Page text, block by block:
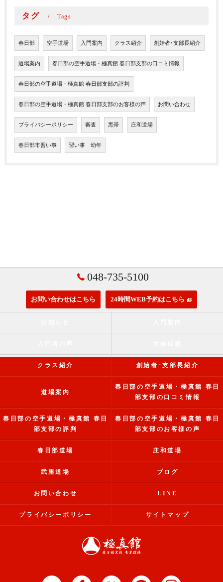
タグ Tags
春日部 空手道場 入門案内 クラス紹介 創始者･支部長紹介
道場案内 春日部の空手道場・極真館 春日部支部の口コミ情報
春日部の空手道場・極真館 春日部支部の評判
春日部の空手道場・極真館 春日部支部のお客様の声 お問い合わせ
プライバシーポリシー 審査 黒帯 庄和道場
春日部市習い事 習い事 幼年
048-735-5100
お問い合わせはこちら 24時間WEB予約はこちら
クラス紹介 創始者･支部長紹介
道場案内
春日部の空手道場・極真館 春日
部支部の口コミ情報
春日部の空手道場・極真館 春日
部支部の評判
春日部の空手道場・極真館 春日
部支部のお客様の声
春日部道場 庄和道場
武里道場 ブログ
お問い合わせ LINE
プライバシーポリシー サイトマップ